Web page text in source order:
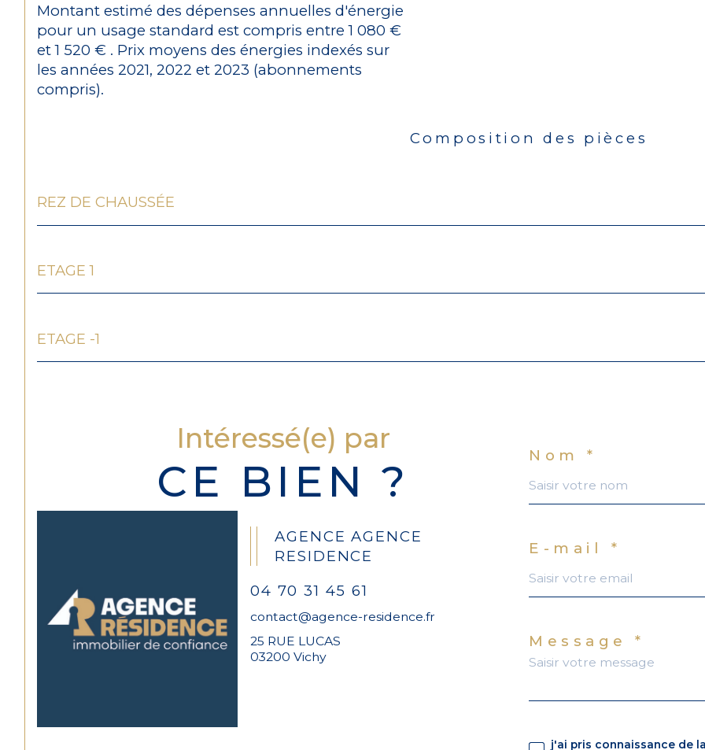
Montant estimé des dépenses annuelles d'énergie
pour un usage standard est compris entre 1 080 €
et 1 520 € . Prix moyens des énergies indexés sur
les années 2021, 2022 et 2023 (abonnements
compris).
Composition des pièces
REZ DE CHAUSSÉE
ETAGE 1
ETAGE -1
Intéressé(e) par
CE BIEN ?
AGENCE AGENCE
RESIDENCE
04 70 31 45 61
contact@agence-residence.fr
25 RUE LUCAS
03200 Vichy
Nom *
E-mail *
Message *
j'ai pris connaissance de